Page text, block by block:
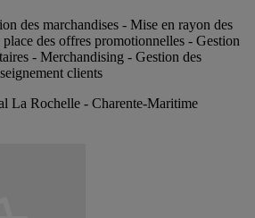
des marchandises - Mise en rayon des
des offres promotionnelles - Gestion
- Merchandising - Gestion des
clients
La Rochelle - Charente-Maritime